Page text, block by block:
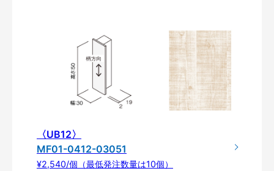
〈UB12〉
MF01-0412-03051
¥2,540/個（最低発注数量は10個）